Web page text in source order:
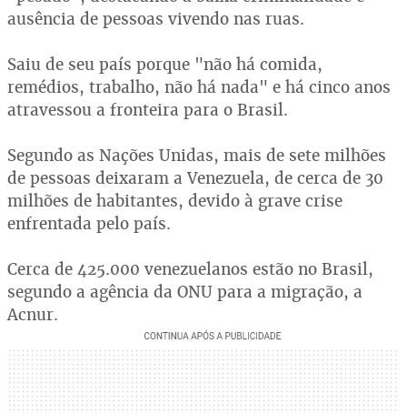
ausência de pessoas vivendo nas ruas.
Saiu de seu país porque "não há comida,
remédios, trabalho, não há nada" e há cinco anos
atravessou a fronteira para o Brasil.
Segundo as Nações Unidas, mais de sete milhões
de pessoas deixaram a Venezuela, de cerca de 30
milhões de habitantes, devido à grave crise
enfrentada pelo país.
Cerca de 425.000 venezuelanos estão no Brasil,
segundo a agência da ONU para a migração, a
Acnur.